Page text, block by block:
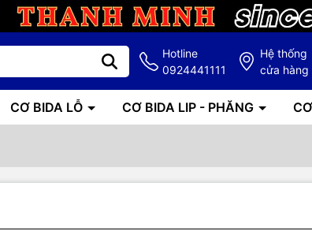
Hotline
0924441111
Hệ thống
cửa hàng
CƠ BIDA LỖ CƠ BIDA LIP - PHĂNG